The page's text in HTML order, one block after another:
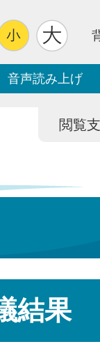
音声読み上げ
閲覧
結果